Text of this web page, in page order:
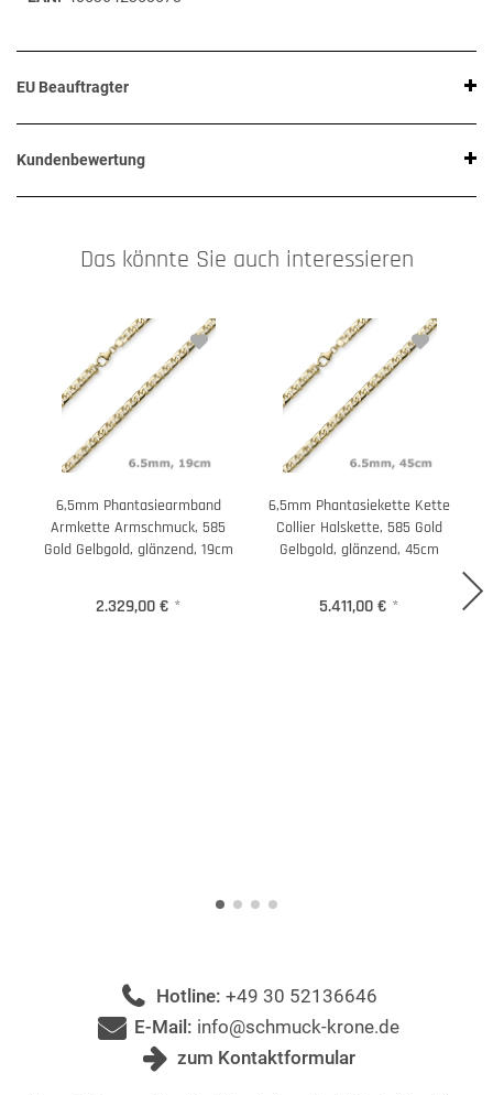
EU Beauftragter
Kundenbewertung
Das könnte Sie auch interessieren
6,5mm Phantasiearmband
Armkette Armschmuck, 585
Gold Gelbgold, glänzend, 19cm
2.329,00 € *
6,5mm Phantasiekette Kette
Collier Halskette, 585 Gold
Gelbgold, glänzend, 45cm
5.411,00 € *
Hotline: +49 30 52136646
E-Mail: info@schmuck-krone.de
zum Kontaktformular